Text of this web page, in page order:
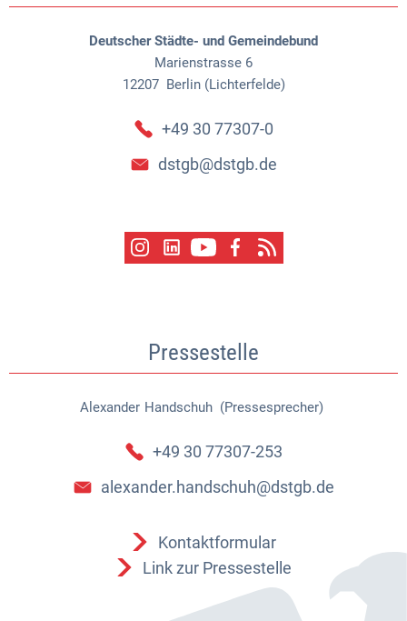
Deutscher Städte- und Gemeindebund
Marienstrasse 6
12207 Berlin (Lichterfelde)
+49 30 77307-0
dstgb@dstgb.de
Pressestelle
Alexander Handschuh (Pressesprecher)
Alexander Handschuh
+49 30 77307-253
alexander.handschuh@dstgb.de
Kontaktformular
Link zur Pressestelle